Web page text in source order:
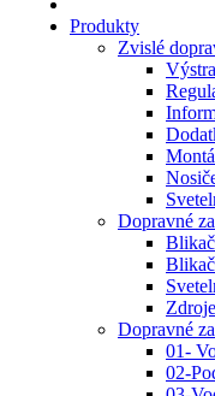
Produkty
Zvislé
Dopravné
Dopravné
01-
02-